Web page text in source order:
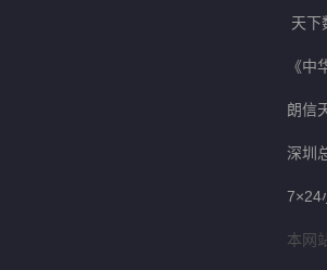
天下
《中
朗信
深圳
7×24
本网